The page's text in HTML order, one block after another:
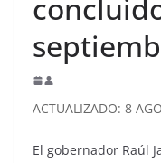
ACTUALIZADO: 8
El gobernador Raúl